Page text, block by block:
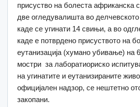
присуство на болеста африканска
две огледувалишта во
каде се угинати 14 свињи, а во
каде е потврдено присуството на
еутанизација (хумано убивање) на
мостри за лаборатиориско
на угинатите и еутанизираните
официјален надзор, се нештетно
закопани.